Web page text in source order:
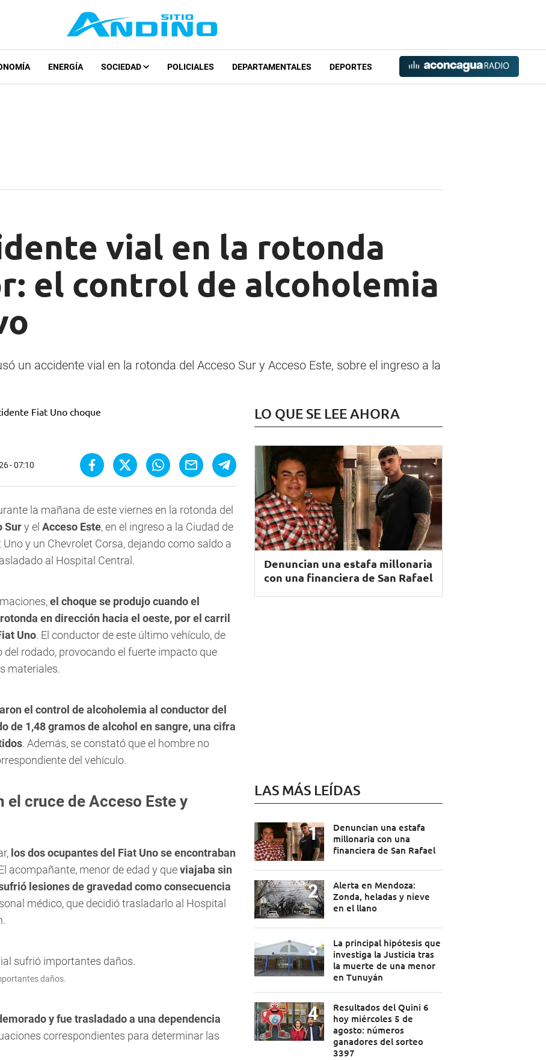
ENERGÍA SOCIEDAD POLICIALES DEPARTAMENTALES DEPORTES
vial en la rotonda
el control de alcoholemia
un accidente vial en la rotonda del Acceso Sur y Acceso Este, sobre el ingreso a la
- 07:10
la mañana de este viernes en la rotonda del
Sury el Acceso Este, en el ingreso a la Ciudad de
y un Chevrolet Corsa, dejando como saldo a
al Hospital Central.
el choque se produjo cuando el
en dirección hacia el oeste, por el carril
Uno. El conductor de este último vehículo, de
rodado, provocando el fuerte impacto que
materiales.
el control de alcoholemia al conductor del
de 1,48 gramos de alcohol en sangre, una cifra
. Además, se constató que el hombre no
del vehículo.
el cruce de Acceso Este y
los dos ocupantes del Fiat Uno se encontraban
acompañante, menor de edad y queviajaba sin
lesiones de gravedad como consecuencia
médico, que decidió trasladarlo al Hospital
daños.
y fue trasladado a una dependencia
correspondientes para determinar las
LO QUE SE LEE AHORA
Denuncian una estafa millonaria
con una financiera de San Rafael
LAS MÁS LEÍDAS
Denuncian una estafa
millonaria con una
financiera de San Rafael
Alerta en Mendoza:
Zonda, heladas y nieve
en el llano
La principal hipótesis que
investiga la Justicia tras
la muerte de una menor
en Tunuyán
Resultados del Quini 6
hoy miércoles 5 de
agosto: números
ganadores del sorteo
3397